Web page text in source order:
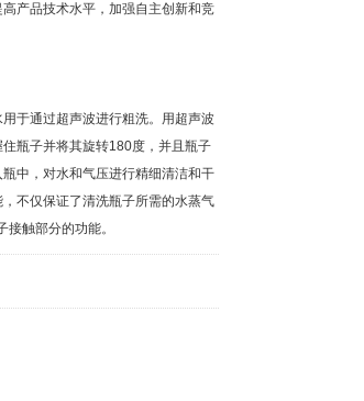
产品技术水平，加强自主创新和竞
于通过超声波进行粗洗。用超声波
瓶子并将其旋转180度，并且瓶子
中，对水和气压进行精细清洁和干
不仅保证了清洗瓶子所需的水蒸气
触部分的功能。